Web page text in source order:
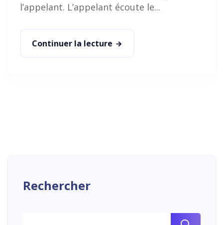
l’appelant. L’appelant écoute le...
Continuer la lecture
Rechercher